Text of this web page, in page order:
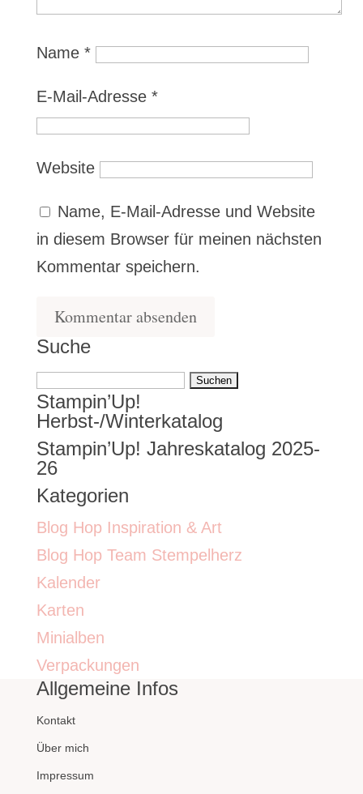
Name *
E-Mail-Adresse *
Website
Name, E-Mail-Adresse und Website
in diesem Browser für meinen nächsten
Kommentar speichern.
Suche
Suchen
nach:
Stampin’Up!
Herbst-/Winterkatalog
Stampin’Up! Jahreskatalog 2025-
26
Kategorien
Blog Hop Inspiration & Art
Blog Hop Team Stempelherz
Kalender
Karten
Minialben
Verpackungen
Allgemeine Infos
Kontakt
Über mich
Impressum